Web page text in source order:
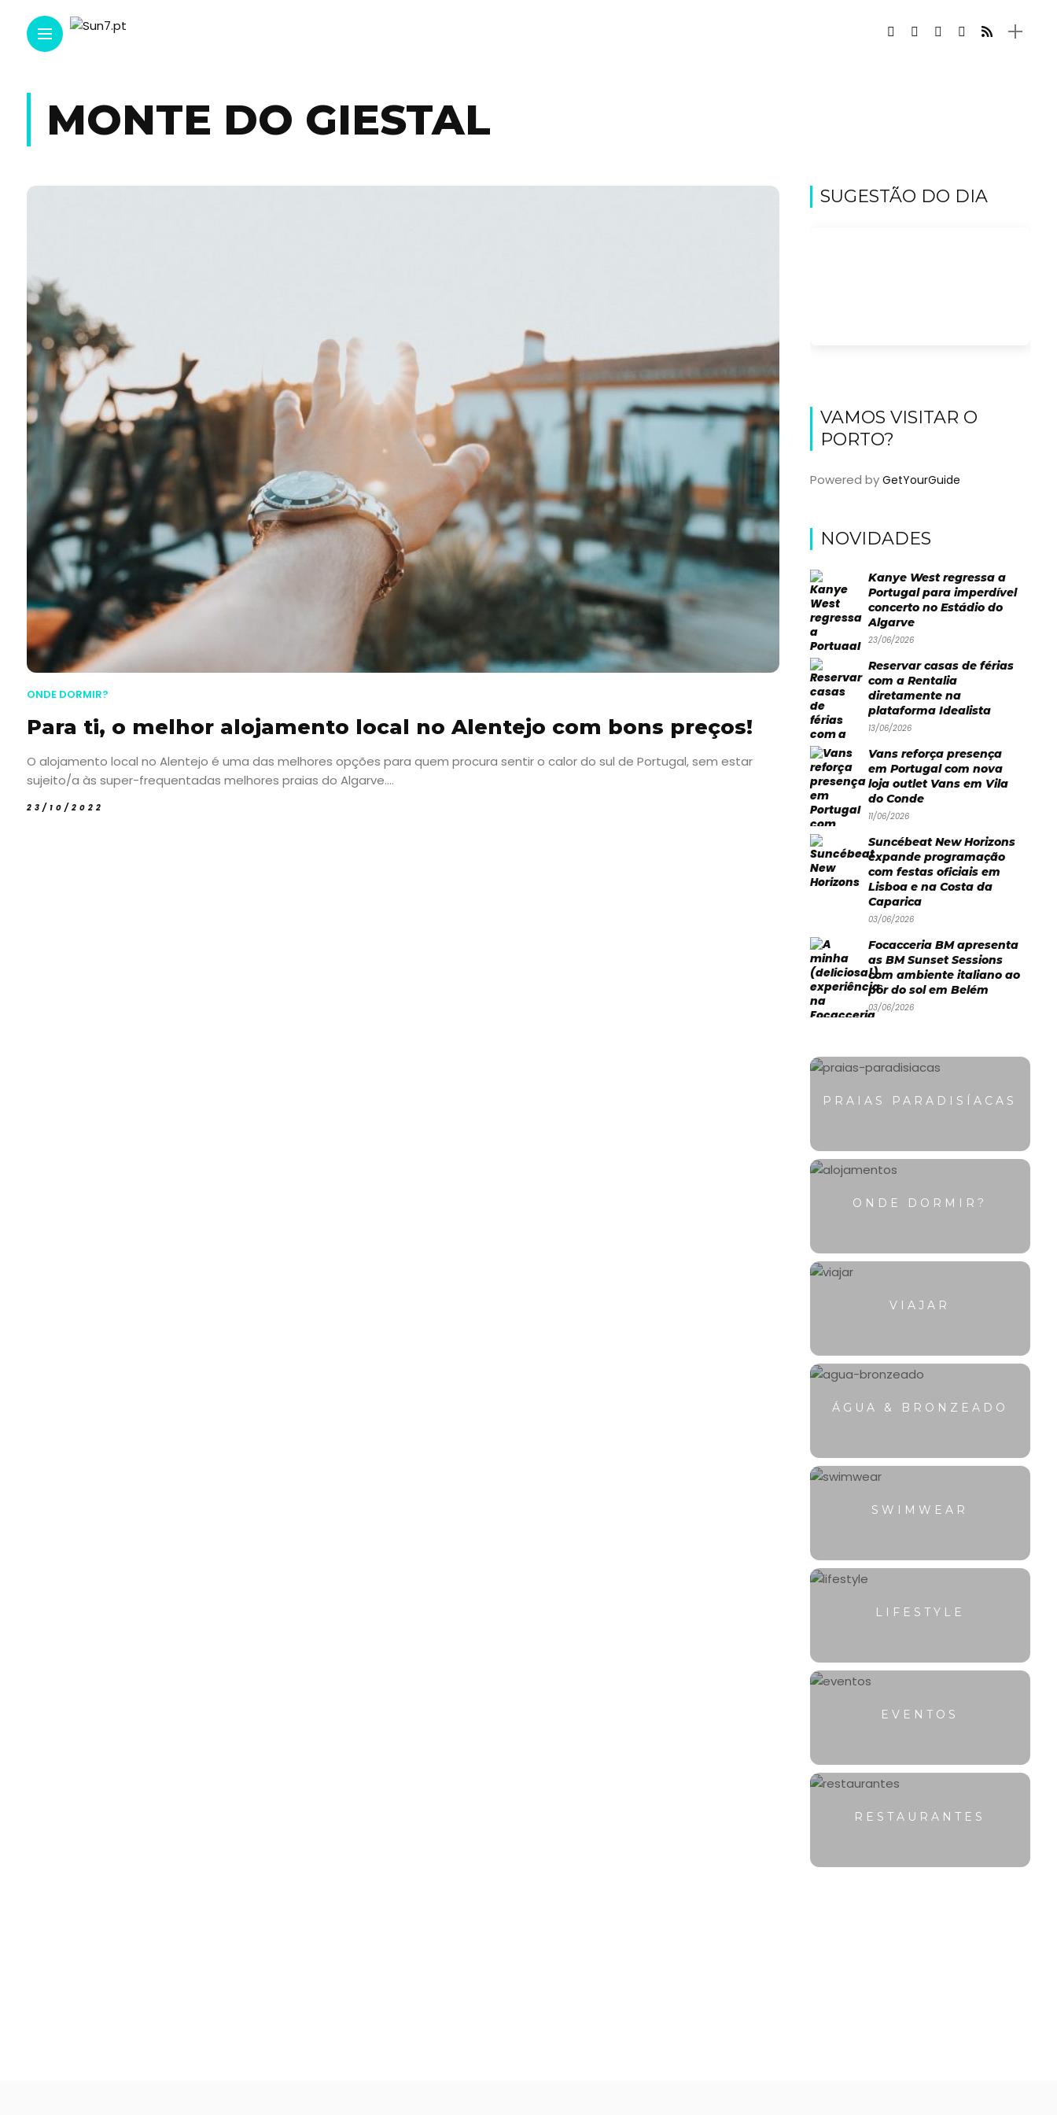
MONTE DO GIESTAL
ONDE DORMIR?
Para ti, o melhor alojamento local no Alentejo com bons preços!
O alojamento local no Alentejo é uma das melhores opções para quem procura sentir o calor do sul de Portugal, sem estar
sujeito/a às super-frequentadas melhores praias do Algarve....
23/10/2022
SUGESTÃO DO DIA
VAMOS VISITAR O
PORTO?
Powered by GetYourGuide
NOVIDADES
Kanye West regressa a
Portugal para imperdível
concerto no Estádio do
Algarve
23/06/2026
Reservar casas de férias
com a Rentalia
diretamente na
plataforma Idealista
13/06/2026
Vans reforça presença
em Portugal com nova
loja outlet Vans em Vila
do Conde
11/06/2026
Suncébeat New Horizons
expande programação
com festas oficiais em
Lisboa e na Costa da
Caparica
03/06/2026
Focacceria BM apresenta
as BM Sunset Sessions
com ambiente italiano ao
pôr do sol em Belém
03/06/2026
PRAIAS PARADISÍACAS
ONDE DORMIR?
VIAJAR
ÁGUA & BRONZEADO
SWIMWEAR
LIFESTYLE
EVENTOS
RESTAURANTES